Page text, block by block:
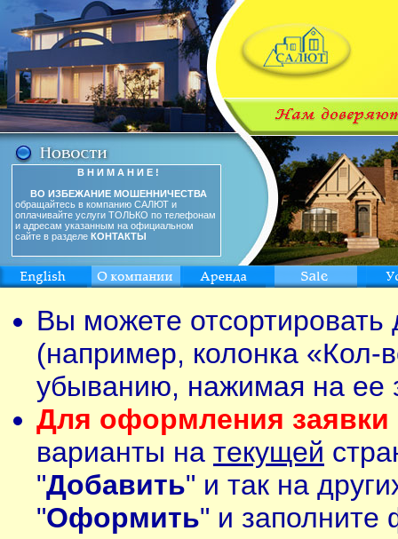
В Н И М А Н И Е !
ВО ИЗБЕЖАНИЕ МОШЕННИЧЕСТВА
обращайтесь в компанию САЛЮТ и
оплачивайте услуги ТОЛЬКО по телефонам
и адресам указанным на официальном
сайте в разделе КОНТАКТЫ
Вы можете
(например, колонка «Кол-
убыванию, нажимая на ее
Для оформления заявки
варианты на текущей
"Добавить" и так на
"Оформить" и заполните